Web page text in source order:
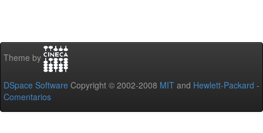
Theme by
DSpace Software Copyright © 2002-2008 MIT and Hewlett-Packard -
Comentarios